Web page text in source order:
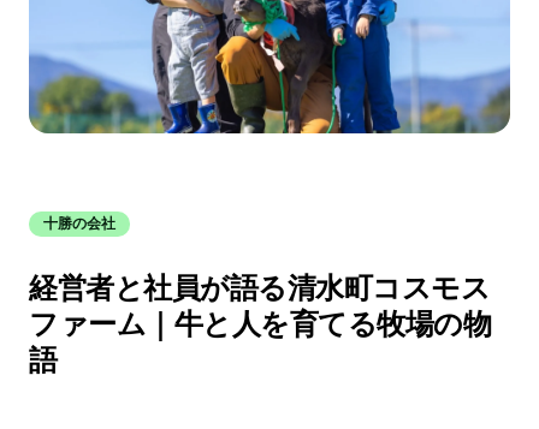
十勝の会社
経営者と社員が語る清水町コスモス
ファーム｜牛と人を育てる牧場の物
語